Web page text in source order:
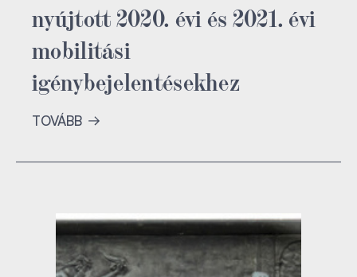
nyújtott 2020. évi és 2021. évi
mobilitási
igénybejelentésekhez
TOVÁBB